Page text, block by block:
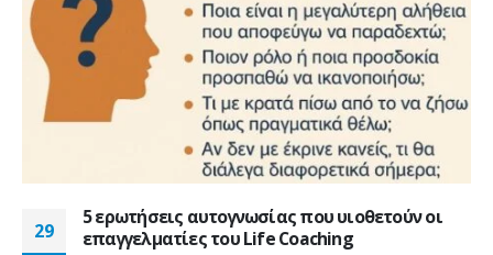
29
5 ερωτήσεις αυτογνωσίας που υιοθετούν οι
επαγγελματίες του Life Coaching